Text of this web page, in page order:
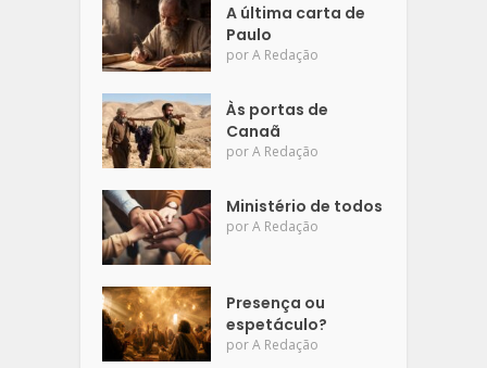
A última carta de
Paulo
porA Redação
Às portas de
Canaã
porA Redação
Ministério de todos
porA Redação
Presença ou
espetáculo?
porA Redação